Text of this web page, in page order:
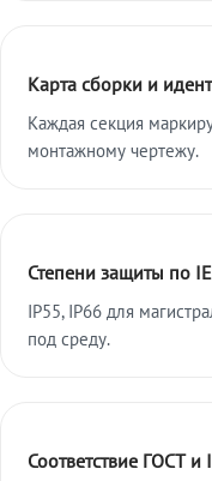
Карта сборки и
Каждая секция
монтажному чертежу.
Степени защиты по
IP55, IP66 для
под среду.
Соответствие ГОСТ и